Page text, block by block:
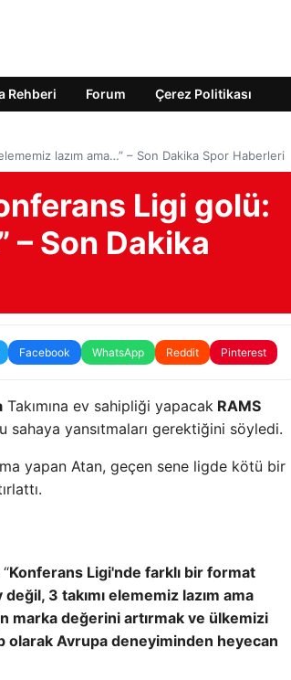
Rehberi Forum Çerez Politikası
lazım ama…” – Son Dakika Spor Haberleri
Ligi golü:
– Son Dakika
Facebook WhatsApp Reddit Pinterest
Takımına ev sahipliği yapacak RAMS
sahaya yansıtmaları gerektiğini söyledi.
yapan Atan, geçen sene ligde kötü bir
Konferans Ligi'nde farklı bir format
3 takımı elememiz lazım ama
marka değerini artırmak ve ülkemizi
Avrupa deneyiminden heyecan